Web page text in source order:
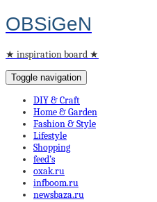
OBSiGeN
★ inspiration board ★
Toggle navigation
DIY & Craft
Home & Garden
Fashion & Style
Lifestyle
Shopping
feed’s
oxak.ru
infboom.ru
newsbaza.ru